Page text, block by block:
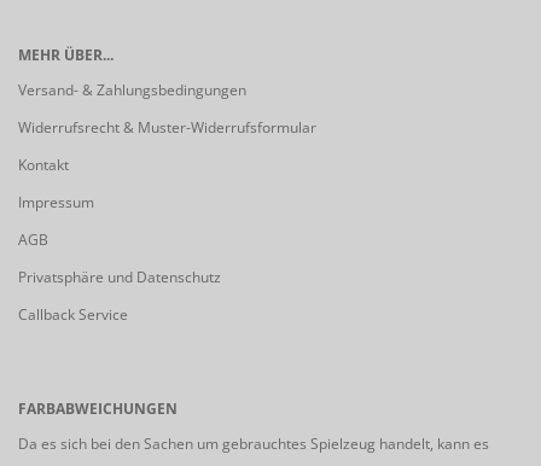
MEHR ÜBER...
Versand- & Zahlungsbedingungen
Widerrufsrecht & Muster-Widerrufsformular
Kontakt
Impressum
AGB
Privatsphäre und Datenschutz
Callback Service
FARBABWEICHUNGEN
Da es sich bei den Sachen um gebrauchtes Spielzeug handelt, kann es